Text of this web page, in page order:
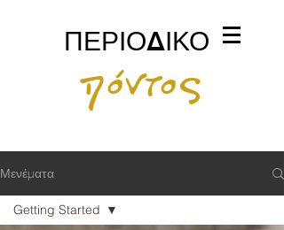
πόντος
ΠΕΡΙΟΔΙΚΟ
Μενέματα
Getting Started